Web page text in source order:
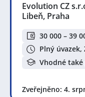
Evolution CZ
Libeň, Praha
30 000 – 39
Plný úvazek,
Vhodné
Zveřejněno: 4.